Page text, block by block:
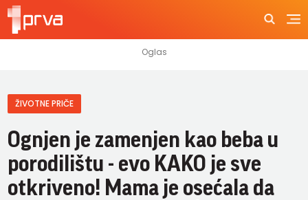
ŽIVOTNE PRIČE
Ognjen je zamenjen kao beba u
porodilištu - evo KAKO je sve
otkriveno! Mama je osećala da